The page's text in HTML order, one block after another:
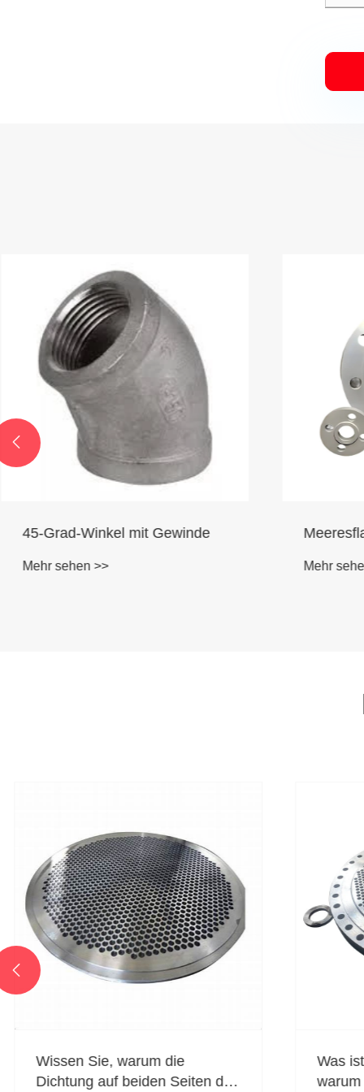
45-Grad-Winkel mit Gewinde
Mehr sehen >> Mehr

Wissen Sie, warum die
Dichtung auf beiden Seiten des
Was ist
warum
